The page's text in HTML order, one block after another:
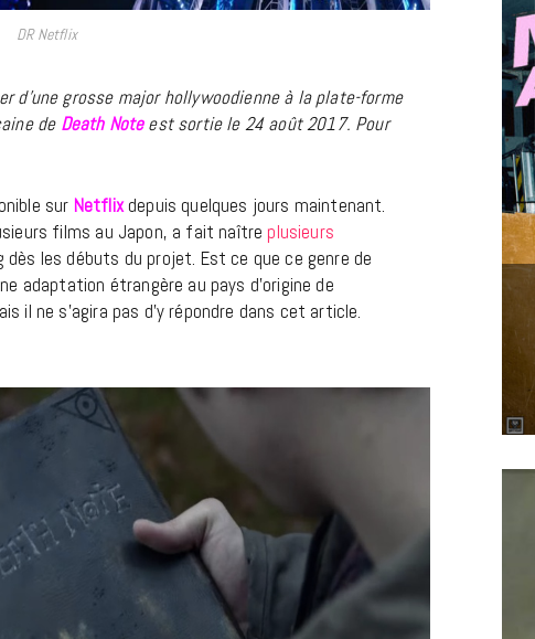
DR Netflix
d’une grosse major hollywoodienne à la plate-forme
de Death Noteest sortie le 24 août 2017. Pour
sur Netflixdepuis quelques jours maintenant.
films au Japon, a fait naître plusieurs
les débuts du projet. Est ce que ce genre de
adaptation étrangère au pays d’origine de
il ne s’agira pas d’y répondre dans cet article.
BONS PLANS
Les Eclatantes : une soirée entre